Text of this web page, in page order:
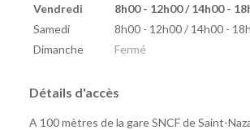
Vendredi
8h00 - 12h00 / 14h00 -
Samedi
8h00 - 12h00 / 14h00 -
Dimanche
Fermé
Détails d'accès
A 100 mètres de la gare SNCF de Saint-